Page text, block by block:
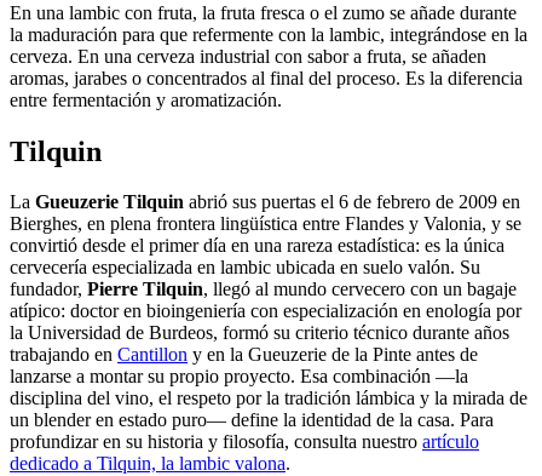
En una lambic con fruta, la fruta fresca o el zumo se añade durante
la maduración para que refermente con la lambic, integrándose en la
cerveza. En una cerveza industrial con sabor a fruta, se añaden
aromas, jarabes o concentrados al final del proceso. Es la diferencia
entre fermentación y aromatización.
Tilquin
La Gueuzerie Tilquin abrió sus puertas el 6 de febrero de 2009 en
Bierghes, en plena frontera lingüística entre Flandes y Valonia, y se
convirtió desde el primer día en una rareza estadística: es la única
cervecería especializada en lambic ubicada en suelo valón. Su
fundador, Pierre Tilquin, llegó al mundo cervecero con un bagaje
atípico: doctor en bioingeniería con especialización en enología por
la Universidad de Burdeos, formó su criterio técnico durante años
trabajando en Cantillon y en la Gueuzerie de la Pinte antes de
lanzarse a montar su propio proyecto. Esa combinación —la
disciplina del vino, el respeto por la tradición lámbica y la mirada de
un blender en estado puro— define la identidad de la casa. Para
profundizar en su historia y filosofía, consulta nuestro artículo
dedicado a Tilquin, la lambic valona.